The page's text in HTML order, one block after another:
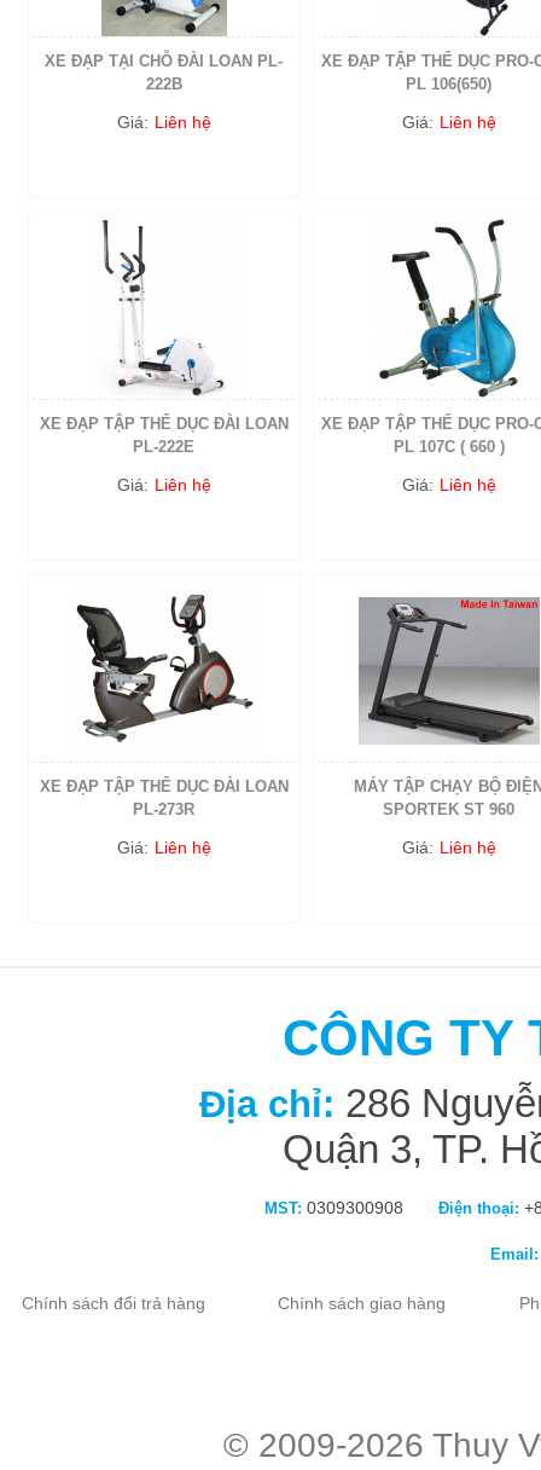
XE ĐẠP TẠI CHỖ ĐÀI LOAN PL-
222B
Giá: Liên hệ
XE ĐẠP TẬP THỂ DỤC PRO-
PL 106(650)
Giá: Liên hệ
XE ĐẠP TẬP THỂ DỤC ĐÀI LOAN
PL-222E
Giá: Liên hệ
XE ĐẠP TẬP THỂ DỤC PRO-
PL 107C ( 660 )
Giá: Liên hệ
XE ĐẠP TẬP THỂ DỤC ĐÀI LOAN
PL-273R
Giá: Liên hệ
MÁY TẬP CHẠY BỘ
SPORTEK ST 960
Giá: Liên hệ
CÔNG TY
Địa chỉ: 286
Quận 3, TP.
MST: 0309300908 Điện thoại:
Email:
Chính sách đổi trả hàng Chính sách giao hàng
© 2009-2026 Thuy